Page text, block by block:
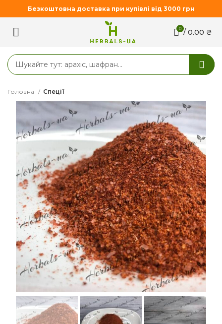
0 / 0.00 ₴
Головна Спеції
Безкоштовна доставка при купівлі від 3000 грн